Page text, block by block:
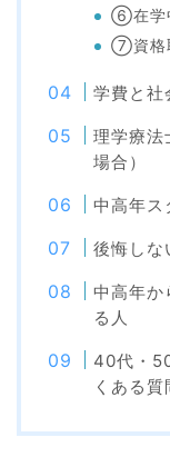
⑥在学
⑦資格
学費と社
理学療法
場合）
中高年ス
後悔しな
中高年か
る人
40代・
くある質